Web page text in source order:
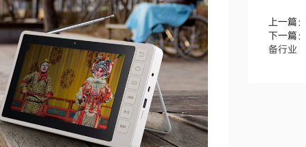
上一篇：
下一篇：
备行业